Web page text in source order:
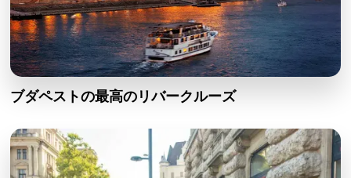
ブダペストの最高のリバークルーズ